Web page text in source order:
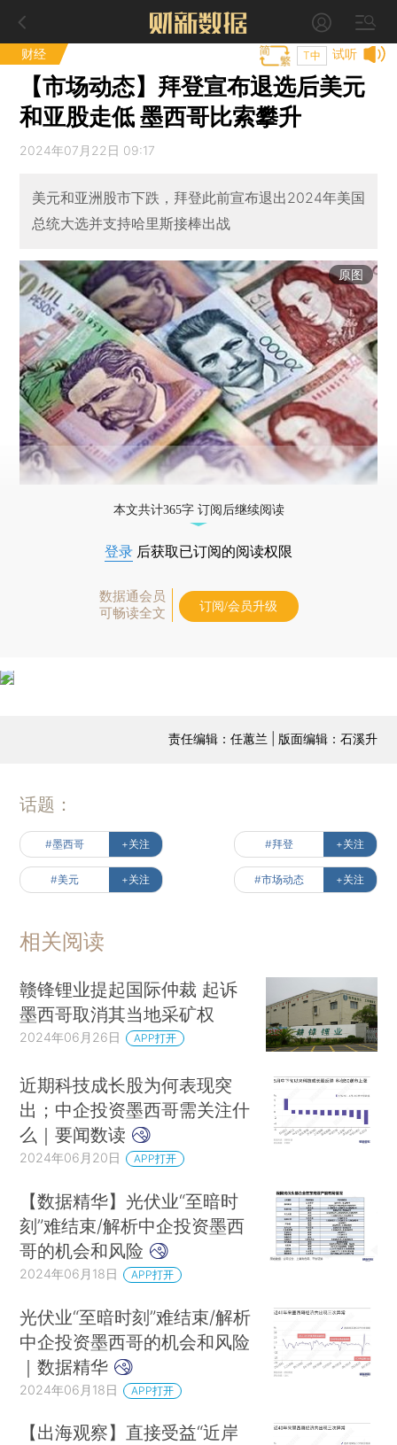
财经 试听
T中
【市场动态】拜登宣布退选后美元
和亚股走低 墨西哥比索攀升
2024年07月22日 09:17
美元和亚洲股市下跌，拜登此前宣布退出2024年美国
总统大选并支持哈里斯接棒出战
原图
本文共计365字 订阅后继续阅读
登录 后获取已订阅的阅读权限
数据通会员
可畅读全文
订阅/会员升级
责任编辑：任蕙兰 | 版面编辑：石溪升
话题：
#墨西哥 +关注 #拜登 +关注
#美元 +关注 #市场动态 +关注
相关阅读
赣锋锂业提起国际仲裁 起诉
墨西哥取消其当地采矿权
2024年06月26日 APP打开
近期科技成长股为何表现突
出；中企投资墨西哥需关注什
么｜要闻数读
2024年06月20日 APP打开
【数据精华】光伏业“至暗时
刻”难结束/解析中企投资墨西
哥的机会和风险
2024年06月18日 APP打开
光伏业“至暗时刻”难结束/解析
中企投资墨西哥的机会和风险
｜数据精华
2024年06月18日 APP打开
【出海观察】直接受益“近岸